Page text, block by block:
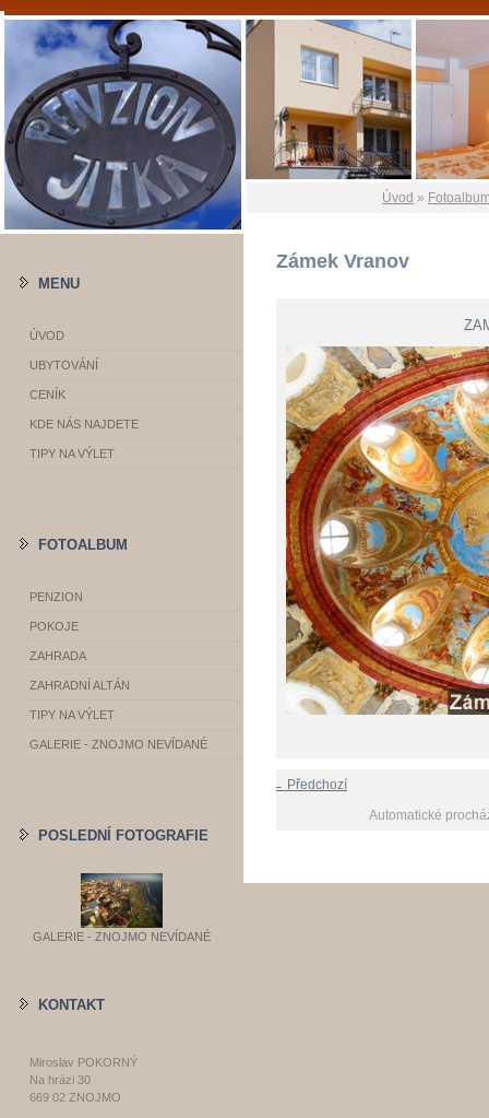
Úvod »
Zámek Vranov
← Předchozí
Automatické
MENU
ÚVOD
UBYTOVÁNÍ
CENÍK
KDE NÁS NAJDETE
TIPY NA VÝLET
FOTOALBUM
PENZION
POKOJE
ZAHRADA
ZAHRADNÍ ALTÁN
TIPY NA VÝLET
GALERIE - ZNOJMO NEVÍDANÉ
POSLEDNÍ FOTOGRAFIE
GALERIE - ZNOJMO NEVÍDANÉ
KONTAKT
Miroslav POKORNÝ
Na hrázi 30
669 02 ZNOJMO